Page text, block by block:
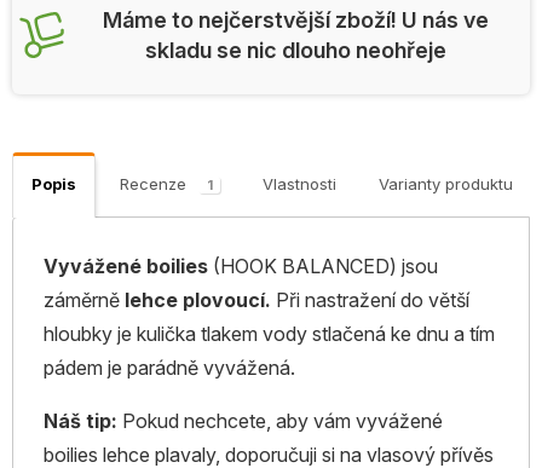
Máme to nejčerstvější zboží! U nás ve
skladu se nic dlouho neohřeje
Popis Recenze 1 Vlastnosti Varianty produktu
Vyvážené boilies (HOOK BALANCED) jsou
záměrně lehce plovoucí. Při nastražení do větší
hloubky je kulička tlakem vody stlačená ke dnu a tím
pádem je parádně vyvážená.
Náš tip: Pokud nechcete, aby vám vyvážené
boilies lehce plavaly, doporučuji si na vlasový přívěs